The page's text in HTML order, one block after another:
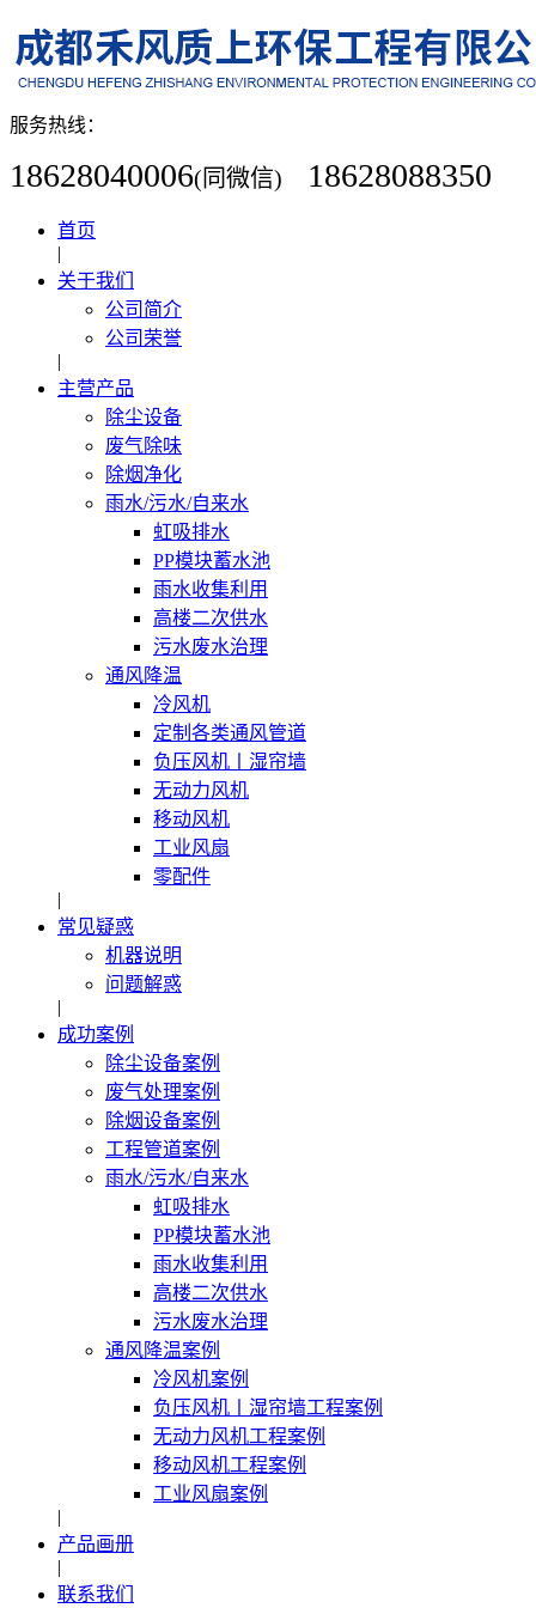
服务热线：
18628040006(同微信) 18628088350
首页
|
关于我们
公司简介
公司荣誉
|
主营产品
除尘设备
废气除味
除烟净化
雨水/污水/自来水
虹吸排水
PP模块蓄水池
雨水收集利用
高楼二次供水
污水废水治理
通风降温
冷风机
定制各类通风管道
负压风机〡湿帘墙
无动力风机
移动风机
工业风扇
零配件
|
常见疑惑
机器说明
问题解惑
|
成功案例
除尘设备案例
废气处理案例
除烟设备案例
工程管道案例
雨水/污水/自来水
虹吸排水
PP模块蓄水池
雨水收集利用
高楼二次供水
污水废水治理
通风降温案例
冷风机案例
负压风机〡湿帘墙工程案例
无动力风机工程案例
移动风机工程案例
工业风扇案例
|
产品画册
|
联系我们